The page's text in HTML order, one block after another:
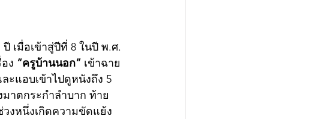
เมื่อเข้าสู่ปีที่ 8 ในปี พ.ศ.
ง “ครูบ้านนอก” เข้าฉาย
ะแอบเข้าไปดูหนังถึง 5
าตกระกำลำบาก ท้าย
งหนึ่งเกิดความขัดแย้ง